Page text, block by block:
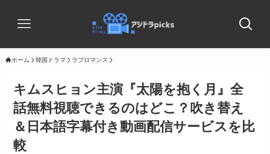
ホーム 韓国ドラマ ラブロマンス
キムスヒョン主演『太陽を抱く月』全
話無料視聴できるのはどこ？吹き替え
＆日本語字幕付き動画配信サービスを比
較